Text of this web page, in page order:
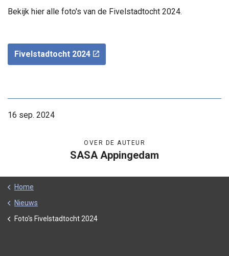
Bekijk hier alle foto's van de Fivelstadtocht 2024.
Fivelstadtocht 2024
16 sep. 2024
OVER DE AUTEUR
SASA Appingedam
Home
Nieuws
Foto's Fivelstadtocht 2024